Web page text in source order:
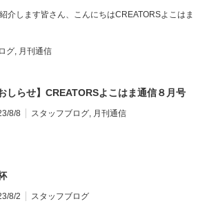
介します皆さん、こんにちはCREATORSよこはま
グ 月刊通信
おしらせ】CREATORSよこはま通信８月号
8/8 スタッフブログ 月刊通信
8/2 スタッフブログ